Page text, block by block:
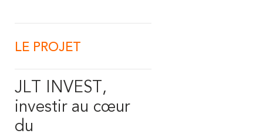
LE PROJET
JLT INVEST,
investir au cœur
du